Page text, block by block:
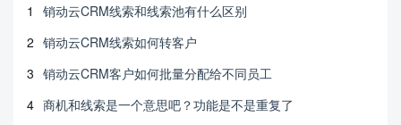
1
销动云CRM线索和线索池有什么区别
2 销动云CRM线索如何转客户
3 销动云CRM客户如何批量分配给不同员工
4 商机和线索是一个意思吧？功能是不是重复了